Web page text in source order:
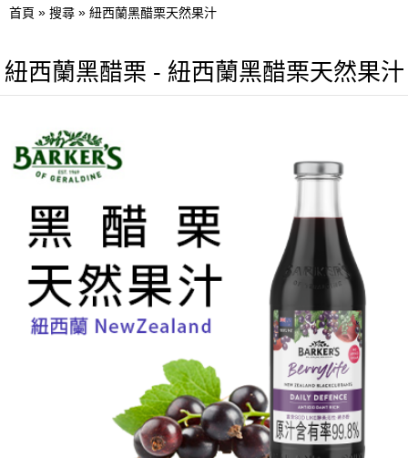
首頁 » 搜尋 » 紐西蘭黑醋栗天然果汁
紐西蘭黑醋栗 - 紐西蘭黑醋栗天然果汁